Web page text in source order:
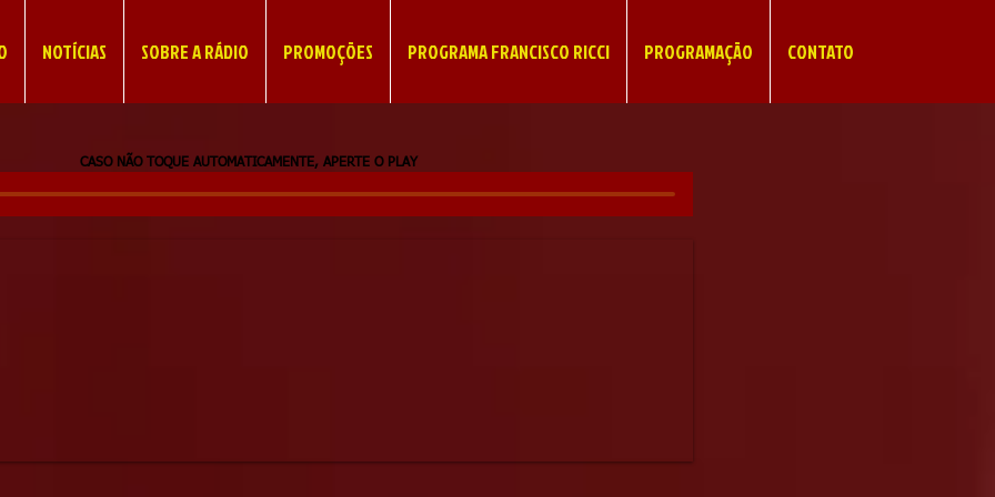
NOTÍCIAS SOBRE A RÁDIO PROMOÇÕES PROGRAMA FRANCISCO RICCI PROGRAMAÇÃO CONTATO
CASO NÃO TOQUE AUTOMATICAMENTE, APERTE O PLAY